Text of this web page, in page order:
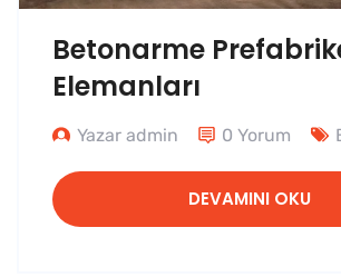
Betonarme
Elemanları
Yazar admin 0 Yorum
DEVAMINI OKU